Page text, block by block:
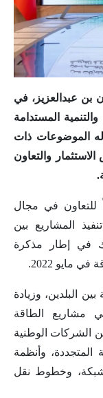
بن عبدالعزيز، في
المستدامة
الموضوعات ذات
والتعاون
للتعاون في مجال
المشاريع بين
في إطار مذكرة
مايو 2022.
البلدين، وزيادة
في مشاريع الطاقة
الشركات الوطنية
المتجددة، وأنظمة
وخطوط نقل